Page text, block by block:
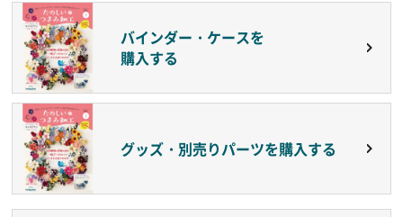
バインダー・ケースを
購入する
グッズ・別売りパーツを購入する